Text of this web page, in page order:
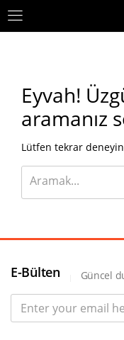
Giriş yapmak için
Eyvah!
aramanız
Lütfen tekrar
E-Bülten Güncel